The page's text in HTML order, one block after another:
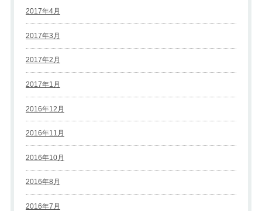
2017年4月
2017年3月
2017年2月
2017年1月
2016年12月
2016年11月
2016年10月
2016年8月
2016年7月